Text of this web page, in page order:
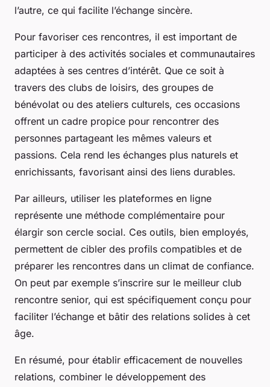
l’autre, ce qui facilite l’échange sincère.
Pour favoriser ces rencontres, il est important de
participer à des activités sociales et communautaires
adaptées à ses centres d’intérêt. Que ce soit à
travers des clubs de loisirs, des groupes de
bénévolat ou des ateliers culturels, ces occasions
offrent un cadre propice pour rencontrer des
personnes partageant les mêmes valeurs et
passions. Cela rend les échanges plus naturels et
enrichissants, favorisant ainsi des liens durables.
Par ailleurs, utiliser les plateformes en ligne
représente une méthode complémentaire pour
élargir son cercle social. Ces outils, bien employés,
permettent de cibler des profils compatibles et de
préparer les rencontres dans un climat de confiance.
On peut par exemple s’inscrire sur le meilleur club
rencontre senior, qui est spécifiquement conçu pour
faciliter l’échange et bâtir des relations solides à cet
âge.
En résumé, pour établir efficacement de nouvelles
relations, combiner le développement des